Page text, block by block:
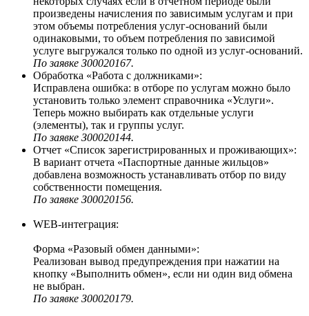
произведены начисления по зависимым услугам и при
этом объемы потребления услуг-оснований были
одинаковыми, то объем потребления по зависимой
услуге выгружался только по одной из услуг-оснований.
По заявке З00020167.
Обработка «Работа с должниками»:
Исправлена ошибка: в отборе по услугам можно было
установить только элемент справочника «Услуги».
Теперь можно выбирать как отдельные услуги
(элементы), так и группы услуг.
По заявке З00020144.
Отчет «Список зарегистрированных и проживающих»:
В вариант отчета «Паспортные данные жильцов»
добавлена возможность устанавливать отбор по виду
собственности помещения.
По заявке З00020156.
WEB-интеграция:
Форма «Разовый обмен данными»:
Реализован вывод предупреждения при нажатии на
кнопку «Выполнить обмен», если ни один вид обмена
не выбран.
По заявке З00020179.